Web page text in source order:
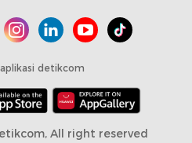
detikcom
All right reserved